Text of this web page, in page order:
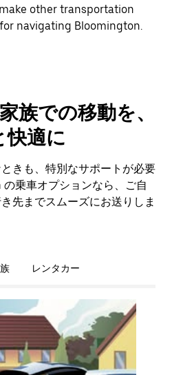
other transportation
navigating Bloomington.
族での移動を、
快適に
きも、特別なサポートが必要
乗車オプションなら、ご自
先までスムーズにお送りしま
レンタカー